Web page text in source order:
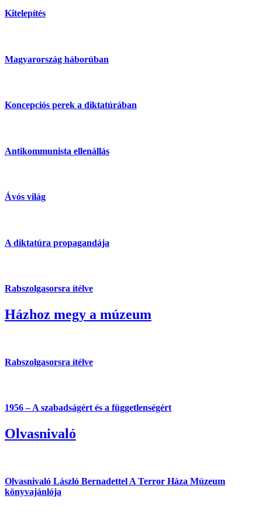
Kitelepítés
Magyarország háborúban
Koncepciós perek a diktatúrában
Antikommunista ellenállás
Ávós világ
A diktatúra propagandája
Rabszolgasorsra ítélve
Házhoz megy a múzeum
Rabszolgasorsra ítélve
1956 – A szabadságért és a függetlenségért
Olvasnivaló
Olvasnivaló László Bernadettel A Terror Háza Múzeum
könyvajánlója